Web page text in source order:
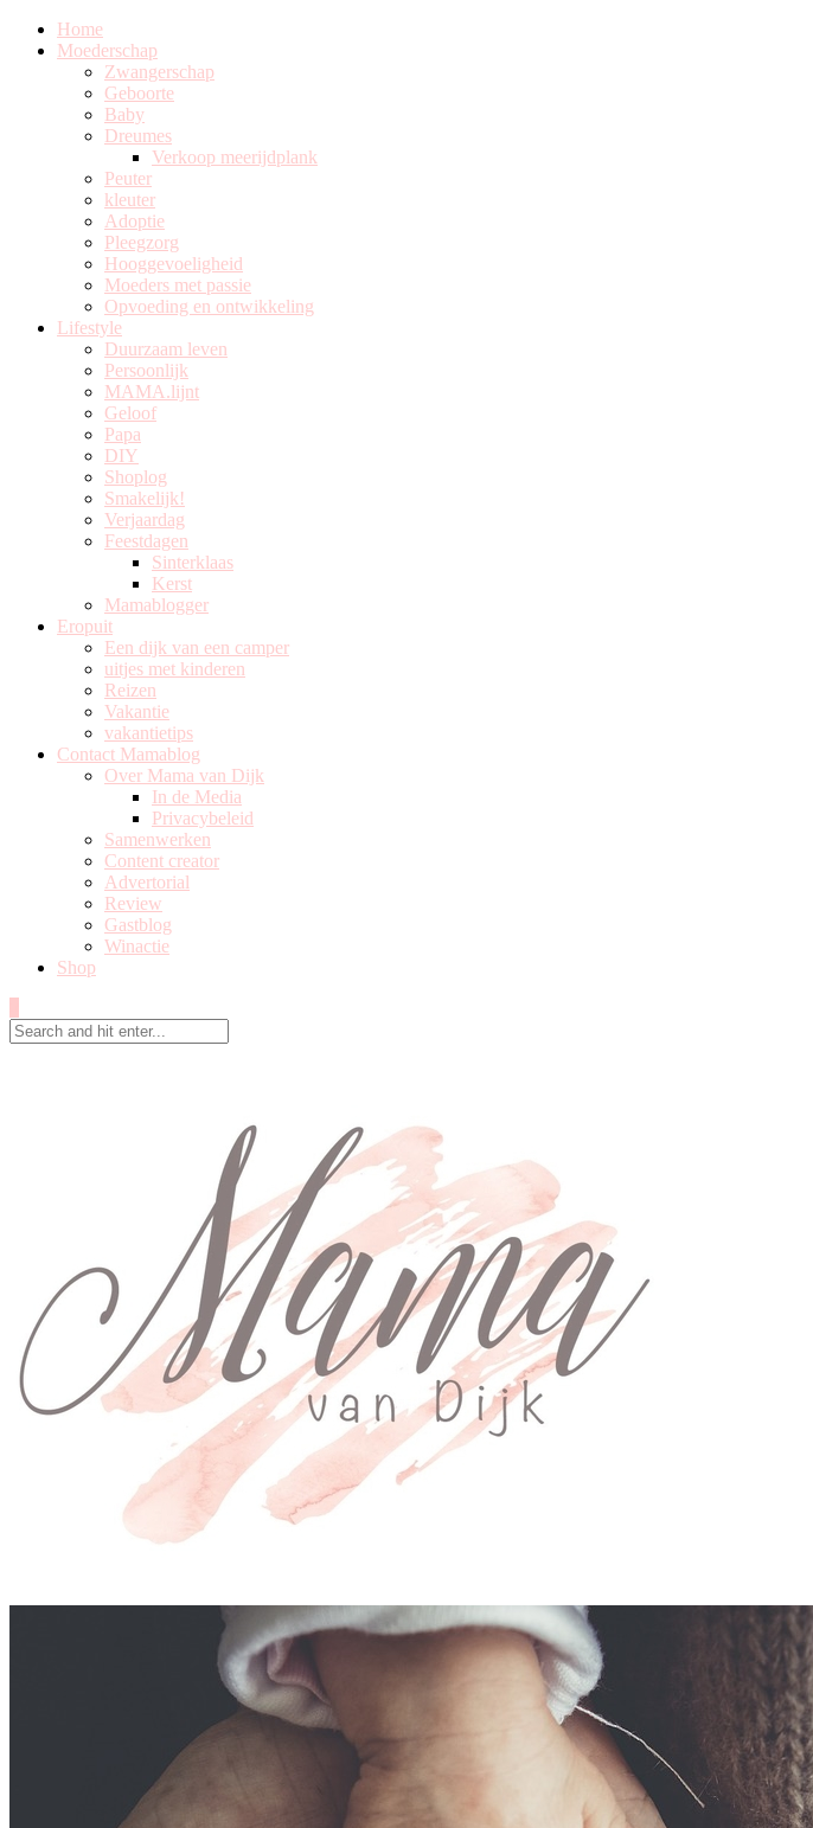
Home
Moederschap
Zwangerschap
Geboorte
Baby
Dreumes
Verkoop meerijdplank
Peuter
kleuter
Adoptie
Pleegzorg
Hooggevoeligheid
Moeders met passie
Opvoeding en ontwikkeling
Lifestyle
Duurzaam leven
Persoonlijk
MAMA.lijnt
Geloof
Papa
DIY
Shoplog
Smakelijk!
Verjaardag
Feestdagen
Sinterklaas
Kerst
Mamablogger
Eropuit
Een dijk van een camper
uitjes met kinderen
Reizen
Vakantie
vakantietips
Contact Mamablog
Over Mama van Dijk
In de Media
Privacybeleid
Samenwerken
Content creator
Advertorial
Review
Gastblog
Winactie
Shop